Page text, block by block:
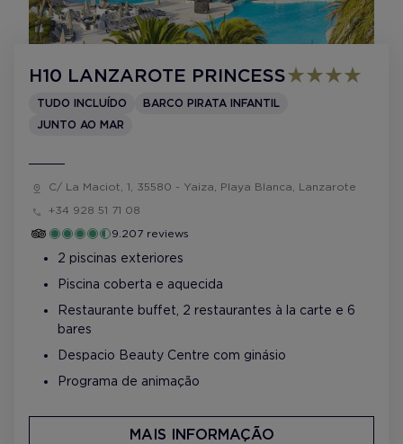
H10 LANZAROTE PRINCESS
TUDO INCLUÍDO
BARCO PIRATA INFANTIL
JUNTO AO MAR
C/ La Maciot, 1, 35580 - Yaiza, Playa Blanca, Lanzarote
+34 928 51 71 08
9.207 reviews
2 piscinas exteriores
Piscina coberta e aquecida
Restaurante buffet, 2 restaurantes à la carte e 6
bares
Despacio Beauty Centre com ginásio
Programa de animação
MAIS INFORMAÇÃO